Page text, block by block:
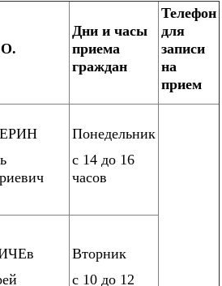
Дни и часы
приема
граждан
Телефон
для
записи
на
прием
Понедельник
с 14 до 16
часов
Вторник
с 10 до 12